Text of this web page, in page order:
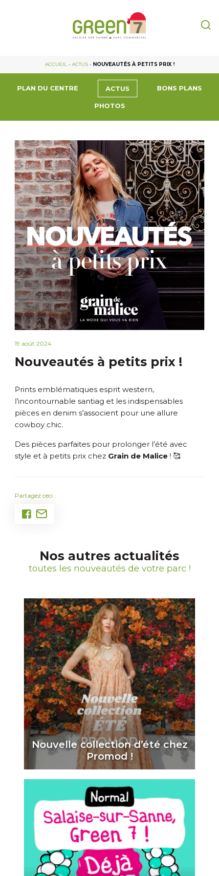
ACCUEIL - ACTUS- NOUVEAUTÉS À PETITS PRIX !
PLAN DU CENTRE ACTUS BONS PLANS
PHOTOS
19 août 2024
Nouveautés à petits prix !
Prints emblématiques esprit western,
l’incontournable santiag et les indispensables
pièces en denim s’associent pour une allure
cowboy chic.
Des pièces parfaites pour prolonger l’été avec
style et à petits prix chez Grain de Malice ! 🥰
Partagez ceci :
Nos autres actualités
toutes les nouveautés de votre parc !
Nouvelle collection d’été chez
Promod !